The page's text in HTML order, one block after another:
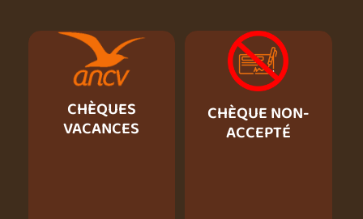
CHÈQUES
VACANCES
CHÈQUE NON-
ACCEPTÉ